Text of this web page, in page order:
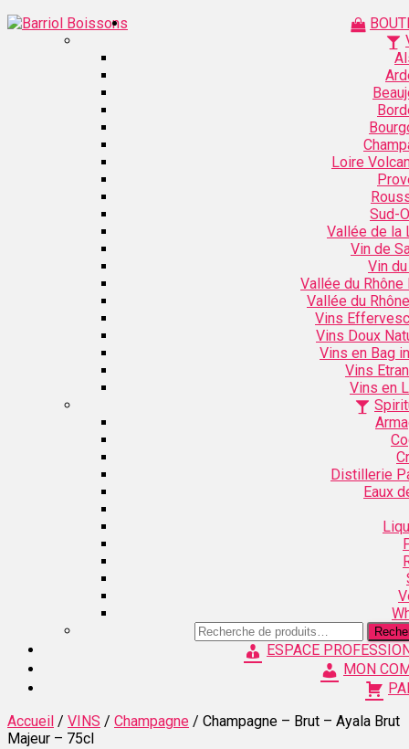
Loire
Sud-
Vallée de la
Vin de
Vin
Vallée du Rhône
Vallée du
Vins
Vins Doux
Vins en Bag
Vins
Vins en
Distillerie
Eaux
Recherche
pour :
ESPACE
MON
Accueil / VINS / Champagne / Champagne – Brut – Ayala Brut
Majeur – 75cl